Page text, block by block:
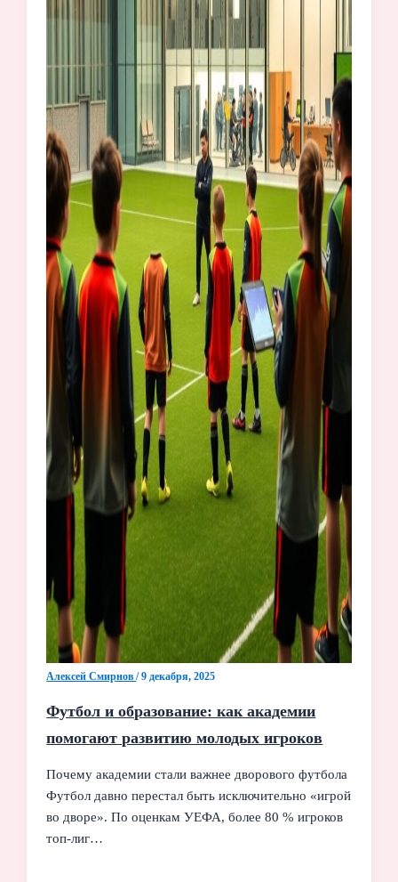
Алексей Смирнов/9 декабря, 2025
Футбол и образование: как академии
помогают развитию молодых игроков
Почему академии стали важнее дворового футбола
Футбол давно перестал быть исключительно «игрой
во дворе». По оценкам УЕФА, более 80 % игроков
топ‑лиг…